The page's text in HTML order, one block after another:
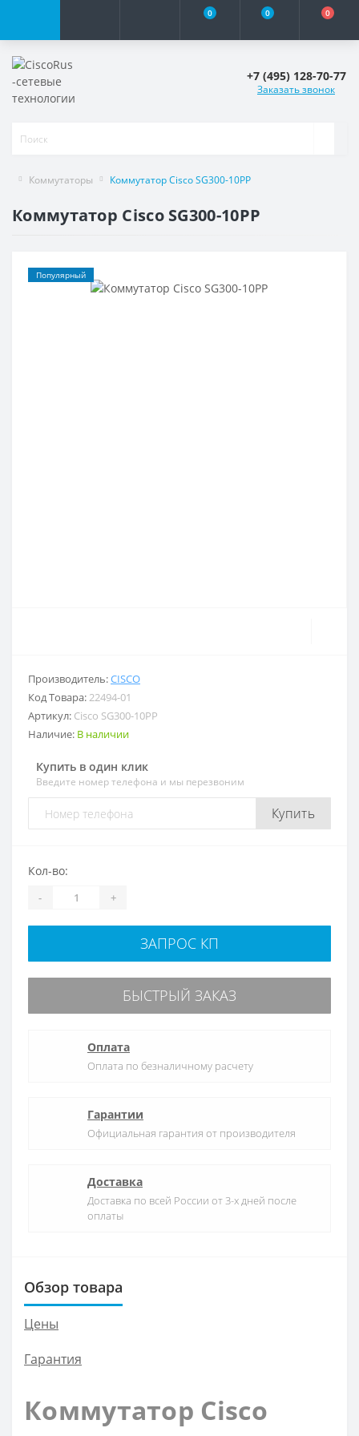
0 0 0
+7 (495) 128-70-77
Заказать звонок
Коммутаторы Коммутатор Cisco SG300-10PP
Коммутатор Cisco SG300-10PP
Популярный
Производитель:CISCO
Код Товара:22494-01
Артикул: Cisco SG300-10PP
Наличие: В наличии
Купить в один клик
Введите номер телефона и мы перезвоним
Купить
Кол-во:
- +
ЗАПРОС КП
БЫСТРЫЙ ЗАКАЗ
Оплата
Оплата по безналичному расчету
Гарантии
Официальная гарантия от производителя
Доставка
Доставка по всей России от 3-х дней после
оплаты
Обзор товара
Цены
Гарантия
Коммутатор Cisco